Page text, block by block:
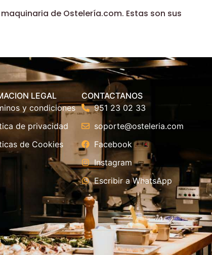
de Ostelería.com. Estas son sus
LEGAL
y condiciones
de privacidad
de Cookies
CONTACTANOS
951 23 02 33
soporte@osteleria.com
Facebook
Instagram
Escribir a WhatsApp